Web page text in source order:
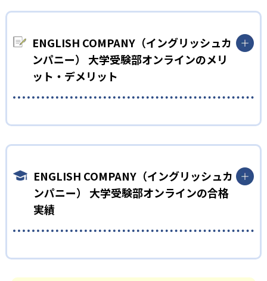
ENGLISH COMPANY（イングリッシュカンパニー）大学受験部
のパーソナルトレーナーは、国内や海外の学校の元教員や、大
学院で言語学を学んだ者も講師として在籍している。
では、3か月または6か月という短期間で英語力を身につけるこ
とを目標とし、カリキュラムが個別に作成されている。英語が
大の苦手だという生徒が苦手を克服すれば、大学受験勉強がス
ムーズに進められるだろう。
ENGLISH COMPANY（イングリッシュカ
ンパニー） 大学受験部オンラインのメリ
ット・デメリット
短期間で英語力を身につければ、それ以外の科目の勉強に時間
を割ける他、英語を得点源として志望校を目指すことができ
ENGLISH COMPANY（イングリッシュカンパニー）大学受験部
しやすい時期を選んで申し込む必要がある。
ENGLISH COMPANY（イングリッシュカ
ンパニー） 大学受験部オンラインの合格
実績